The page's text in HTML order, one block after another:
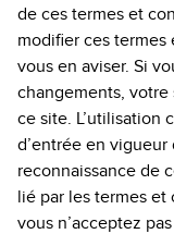
de ces termes et
modifier ces termes
vous en aviser. Si
changements, votre
ce site. L’utilisation
d’entrée en
reconnaissance de
lié par les termes et
vous n’acceptez